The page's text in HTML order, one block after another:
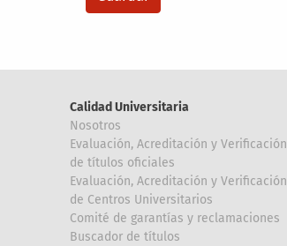
Calidad Universitaria
Nosotros
Evaluación, Acreditación y Verificación
de títulos oficiales
Evaluación, Acreditación y Verificación
de Centros Universitarios
Comité de garantías y reclamaciones
Buscador de títulos